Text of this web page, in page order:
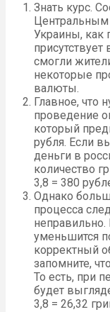
Знать курс.
Украины, как
смогли
некоторые
валюты.
Главное, что
проведение
который
рубля. Если
деньги в
количество
3,8 = 380
Однако
процесса
неправильно.
уменьшится
корректный
запомните,
То есть, при
будет
3,8 = 26,32